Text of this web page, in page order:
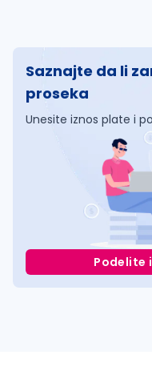
Saznajte da li
proseka
Unesite iznos plate i
Podelite